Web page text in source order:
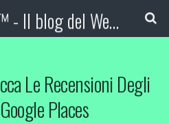
Booking Blog™ - Il blog del Web Marketing Turistico
Le Recensioni Degli
Places